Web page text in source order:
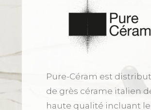
Pure-Céram est
de grès cérame italien
haute qualité incluant le